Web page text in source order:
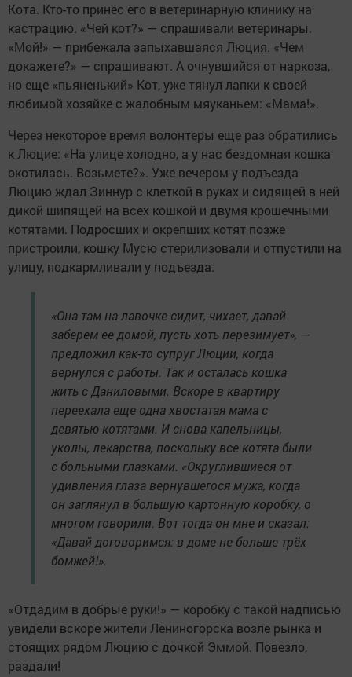
Кота. Кто-то принес его в ветеринарную клинику на
кастрацию. «Чей кот?» — спрашивали ветеринары.
«Мой!» — прибежала запыхавшаяся Люция. «Чем
докажете?» — спрашивают. А очнувшийся от наркоза,
но еще «пьяненький» Кот, уже тянул лапки к своей
любимой хозяйке с жалобным мяуканьем: «Мама!».
Через некоторое время волонтеры еще раз обратились
к Люцие: «На улице холодно, а у нас бездомная кошка
окотилась. Возьмете?». Уже вечером у подъезда
Люцию ждал Зиннур с клеткой в руках и сидящей в ней
дикой шипящей на всех кошкой и двумя крошечными
котятами. Подросших и окрепших котят позже
пристроили, кошку Мусю стерилизовали и отпустили на
улицу, подкармливали у подъезда.
«Она там на лавочке сидит, чихает, давай
заберем ее домой, пусть хоть перезимует», —
предложил как-то супруг Люции, когда
вернулся с работы. Так и осталась кошка
жить с Даниловыми. Вскоре в квартиру
переехала еще одна хвостатая мама с
девятью котятами. И снова капельницы,
уколы, лекарства, поскольку все котята были
с больными глазками. «Округлившиеся от
удивления глаза вернувшегося мужа, когда
он заглянул в большую картонную коробку, о
многом говорили. Вот тогда он мне и сказал:
«Давай договоримся: в доме не больше трёх
бомжей!».
«Отдадим в добрые руки!» — коробку с такой надписью
увидели вскоре жители Лениногорска возле рынка и
стоящих рядом Люцию с дочкой Эммой. Повезло,
раздали!